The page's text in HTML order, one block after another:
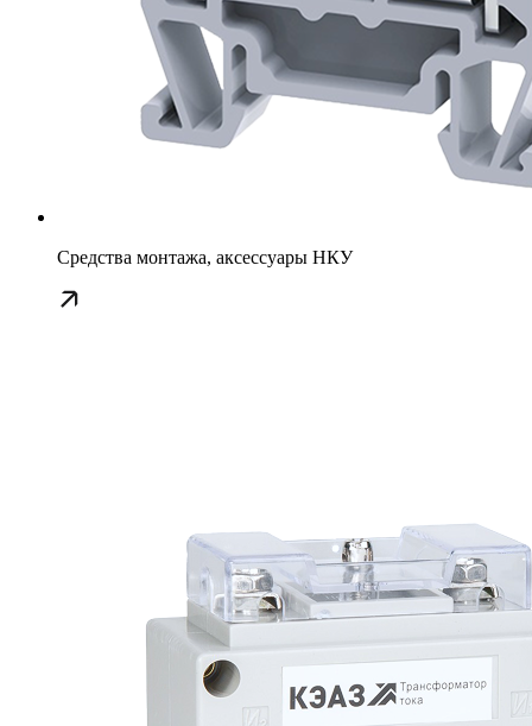
Средства монтажа, аксессуары НКУ